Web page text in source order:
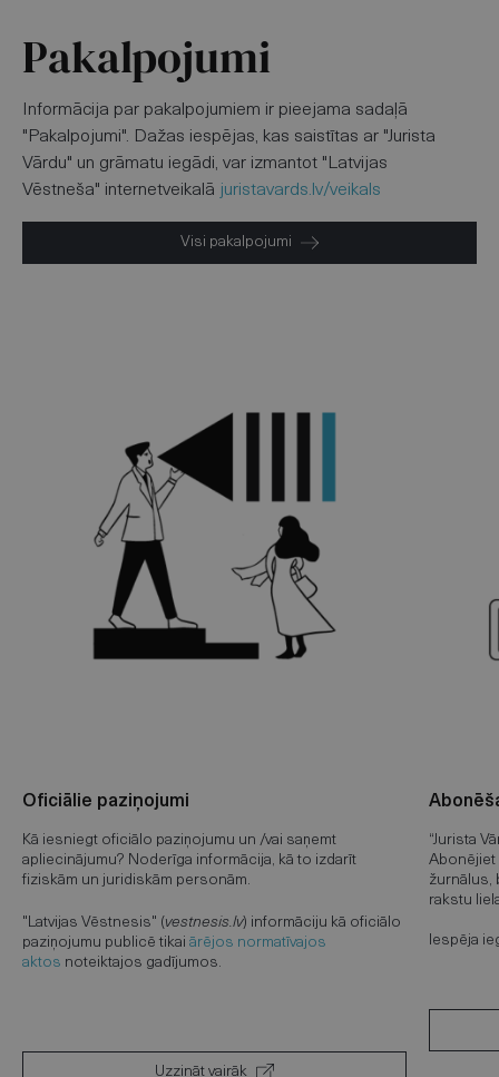
Pakalpojumi
Informācija par pakalpojumiem ir pieejama sadaļā
"Pakalpojumi". Dažas iespējas, kas saistītas ar "Jurista
Vārdu" un grāmatu iegādi, var izmantot "Latvijas
Vēstneša" internetveikalā juristavards.lv/veikals
Visi pakalpojumi
Oficiālie paziņojumi
Kā iesniegt oficiālo paziņojumu un /vai saņemt
apliecinājumu? Noderīga informācija, kā to izdarīt
fiziskām un juridiskām personām.
"Latvijas Vēstnesis" (vestnesis.lv) informāciju kā oficiālo
paziņojumu publicē tikai ārējos normatīvajos
aktos noteiktajos gadījumos.
Uzzināt vairāk
“Jurista
Abonējiet
žurnālus,
rakstu
Iespēja